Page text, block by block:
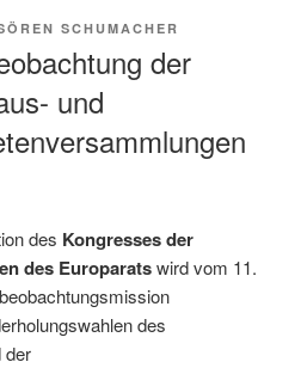
SCHUMACHER
der
und
des Kongresses der
des Europaratswird vom 11.
des
der